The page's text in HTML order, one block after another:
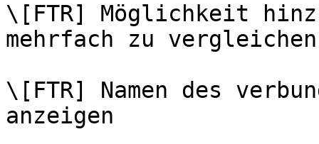
\[FTR] Möglichkeit
mehrfach zu vergleichen
\[FTR] Namen des
anzeigen